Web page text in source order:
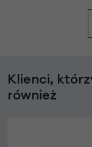
Klienci,
również